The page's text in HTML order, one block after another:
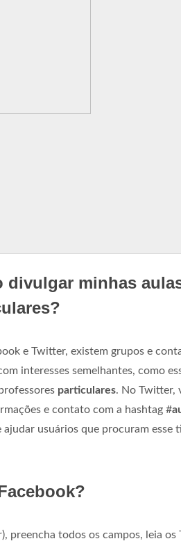
divulgar minhas
e Twitter, existem grupos e
interesses semelhantes, como
particulares. No Twitter,
e contato com a hashtag #
ajudar usuários que procuram esse
preencha todos os campos, leia os